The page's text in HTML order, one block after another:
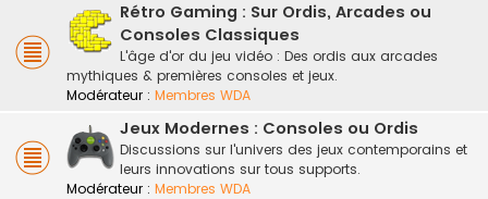
Rétro Gaming : Sur Ordis, Arcades ou
Consoles Classiques
L'âge d'or du jeu vidéo : Des ordis aux arcades
mythiques & premières consoles et jeux.
Modérateur : Membres WDA
Jeux Modernes : Consoles ou Ordis
Discussions sur l'univers des jeux contemporains et
leurs innovations sur tous supports.
Modérateur : Membres WDA